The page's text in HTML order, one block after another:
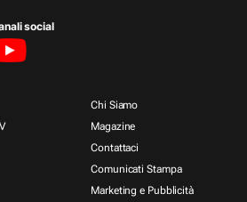
social
Chi Siamo
Magazine
Contattaci
Comunicati Stampa
Marketing e Pubblicità